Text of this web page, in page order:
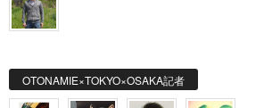
OTONAMIE×TOKYO×OSAKA記者